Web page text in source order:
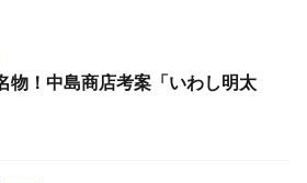
物！中島商店考案「いわし明太